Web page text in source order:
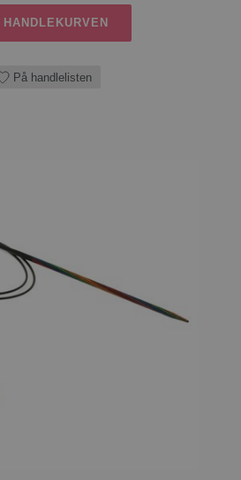
I HANDLEKURVEN
På handlelisten